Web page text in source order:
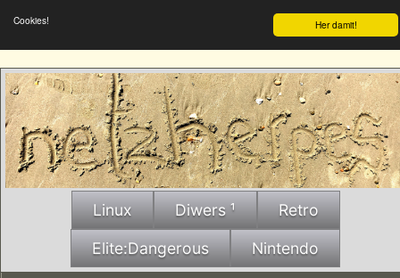
Her damit!
Cookies!
Linux Diwers ¹ Retro
Elite:Dangerous Nintendo